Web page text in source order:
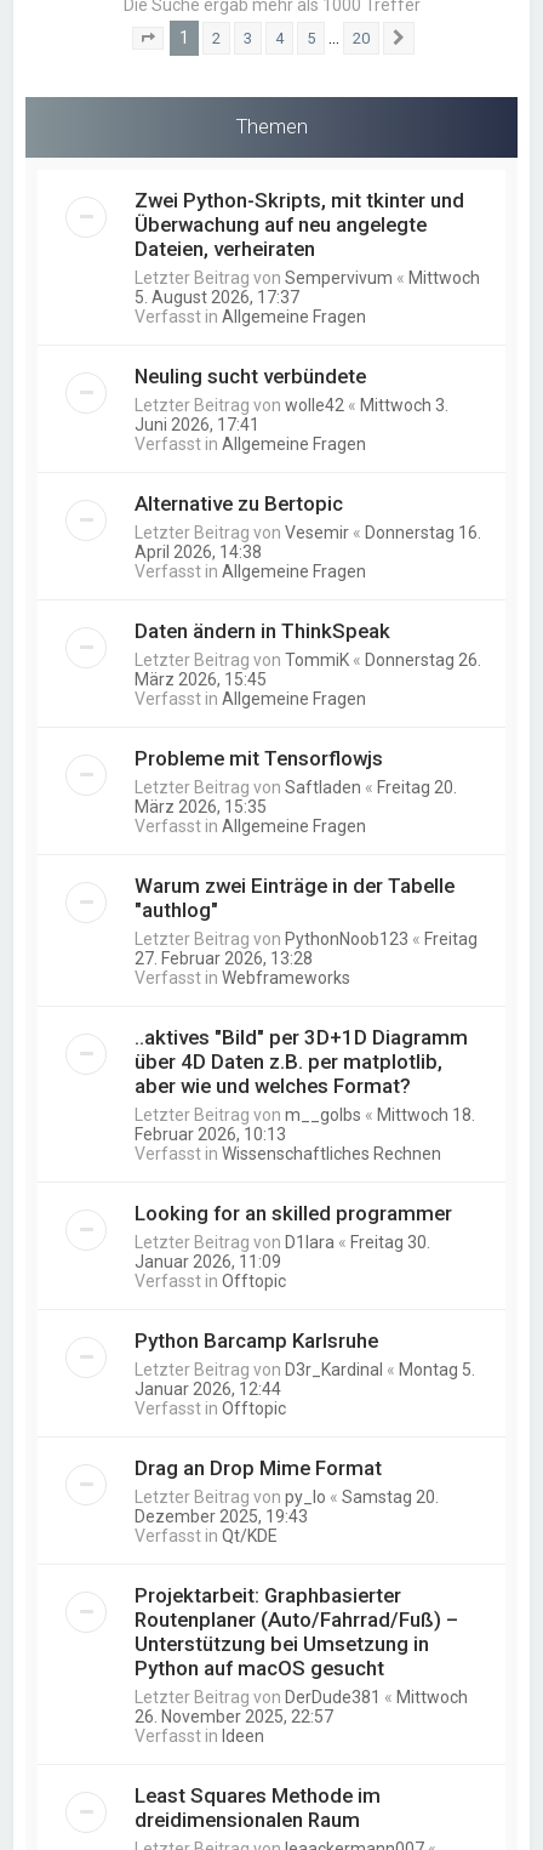
Die Suche ergab mehr als 1000 Treffer
Seite von 20
1 2 3 4 5 … 20
Themen
Zwei Python-Skripts, mit tkinter und
Überwachung auf neu angelegte
Dateien, verheiraten
Letzter Beitrag vonSempervivum « Mittwoch
5. August 2026, 17:37
Verfasst inAllgemeine Fragen
Neuling sucht verbündete
Letzter Beitrag vonwolle42 « Mittwoch 3.
Juni 2026, 17:41
Verfasst inAllgemeine Fragen
Alternative zu Bertopic
Letzter Beitrag vonVesemir « Donnerstag 16.
April 2026, 14:38
Verfasst inAllgemeine Fragen
Daten ändern in ThinkSpeak
Letzter Beitrag vonTommiK « Donnerstag 26.
März 2026, 15:45
Verfasst inAllgemeine Fragen
Probleme mit Tensorflowjs
Letzter Beitrag vonSaftladen « Freitag 20.
März 2026, 15:35
Verfasst inAllgemeine Fragen
Warum zwei Einträge in der Tabelle
"authlog"
Letzter Beitrag von PythonNoob123 « Freitag
27. Februar 2026, 13:28
Verfasst inWebframeworks
..aktives "Bild" per 3D+1D Diagramm
über 4D Daten z.B. per matplotlib,
aber wie und welches Format?
Letzter Beitrag vonm__golbs « Mittwoch 18.
Februar 2026, 10:13
Verfasst inWissenschaftliches Rechnen
Looking for an skilled programmer
Letzter Beitrag von D1lara « Freitag 30.
Januar 2026, 11:09
Verfasst inOfftopic
Python Barcamp Karlsruhe
Letzter Beitrag von D3r_Kardinal « Montag 5.
Januar 2026, 12:44
Verfasst inOfftopic
Drag an Drop Mime Format
Letzter Beitrag vonpy_lo «Samstag 20.
Dezember 2025, 19:43
Verfasst inQt/KDE
Projektarbeit: Graphbasierter
Routenplaner (Auto/Fahrrad/Fuß) –
Unterstützung bei Umsetzung in
Python auf macOS gesucht
Letzter Beitrag von DerDude381 « Mittwoch
26. November 2025, 22:57
Verfasst in Ideen
Least Squares Methode im
dreidimensionalen Raum